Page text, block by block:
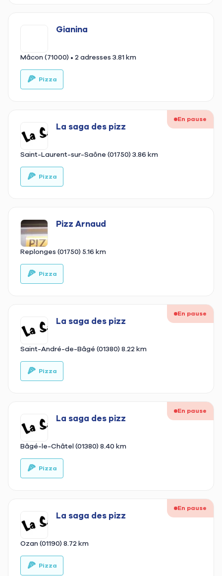
Gianina
Mâcon (71000) • 2 adresses 3.81 km
🍕 Pizza
En pause
La saga des pizz
Saint-Laurent-sur-Saône (01750) 3.86 km
🍕 Pizza
Pizz Arnaud
Replonges (01750) 5.16 km
🍕 Pizza
En pause
La saga des pizz
Saint-André-de-Bâgé (01380) 8.22 km
🍕 Pizza
En pause
La saga des pizz
Bâgé-le-Châtel (01380) 8.40 km
🍕 Pizza
En pause
La saga des pizz
Ozan (01190) 8.72 km
🍕 Pizza